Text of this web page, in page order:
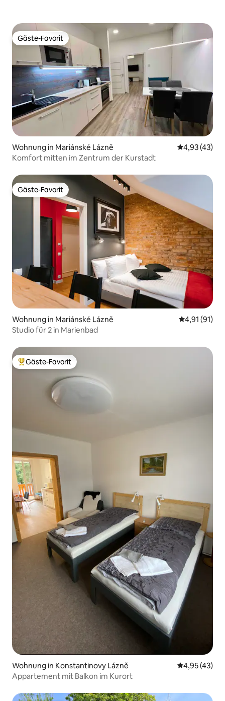
Gäste-Favorit
Gäste-Favorit
Wohnung in Mariánské Lázně
4,93 (43)
Komfort mitten im Zentrum der Kurstadt
Gäste-Favorit
Gäste-Favorit
Wohnung in Mariánské Lázně
4,91 (91)
Studio für 2 in Marienbad
Beliebter Gäste-Favorit.
Gäste-Favorit
Wohnung in Konstantinovy Lázně
4,95 (43)
Appartement mit Balkon im Kurort